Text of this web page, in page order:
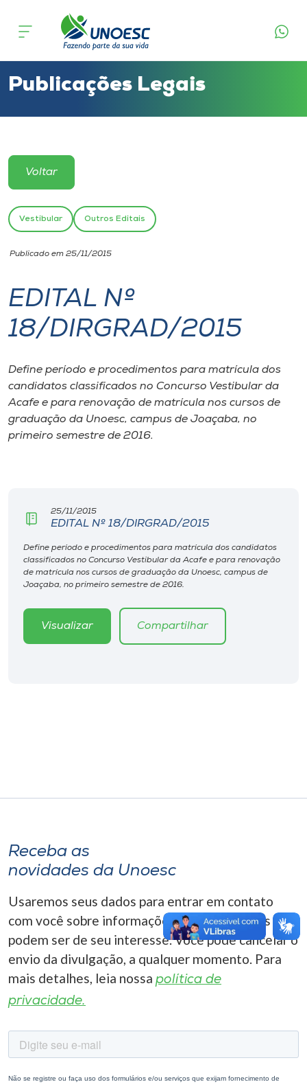
Cursos
Atendimento ao Estudante
Portal de Ensino
Unoesc
Internacionalização
I.nova
Diplomados
Cultura
Editora
Rádio
Museu
Publicações Legais
Voltar
Vestibular Outros Editais
Publicado em 25/11/2015
EDITAL Nº
18/DIRGRAD/2015
Define período e procedimentos para matrícula dos
candidatos classificados no Concurso Vestibular da
Acafe e para renovação de matrícula nos cursos de
graduação da Unoesc, campus de Joaçaba, no
primeiro semestre de 2016.
25/11/2015
EDITAL Nº 18/DIRGRAD/2015
Define período e procedimentos para matrícula dos candidatos
classificados no Concurso Vestibular da Acafe e para renovação
de matrícula nos cursos de graduação da Unoesc, campus de
Joaçaba, no primeiro semestre de 2016.
Visualizar Compartilhar
Receba as
novidades da Unoesc
Usaremos seus dados para entrar em contato
com você sobre informações correlacionadas que
podem ser de seu interesse. Você pode cancelar o
envio da divulgação, a qualquer momento. Para
mais detalhes, leia nossa política de
privacidade.